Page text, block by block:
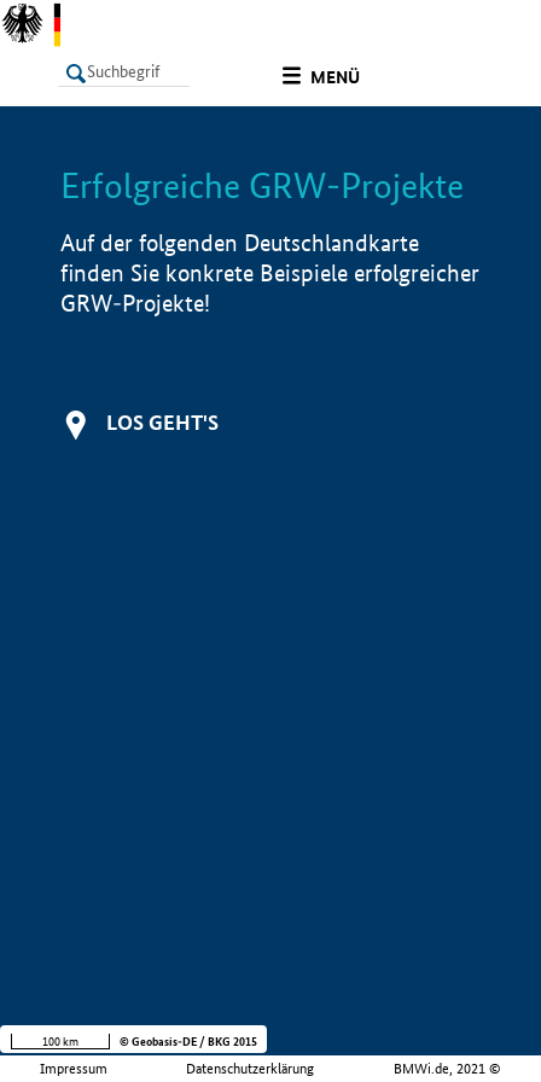
MENÜ
LISTE Info
Erfolgreiche GRW-Projekte
Auf der folgenden Deutschlandkarte
finden Sie konkrete Beispiele erfolgreicher
GRW-Projekte!
LOS GEHT'S
Impressum Datenschutzerklärung BMWi.de, 2021 ©
100 km © Geobasis-DE / BKG 2015